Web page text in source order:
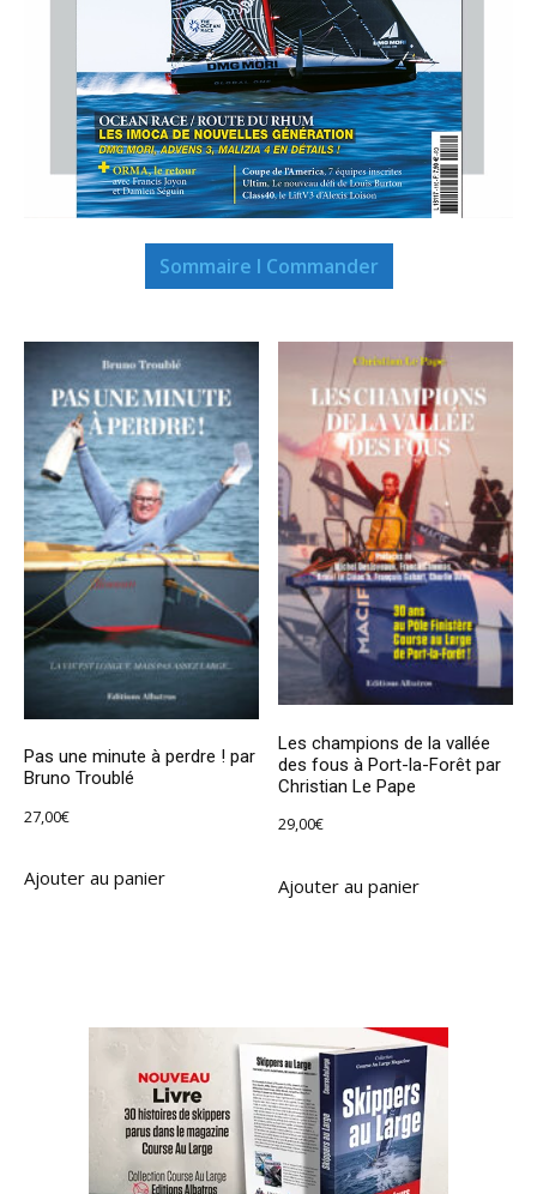
Sommaire I Commander
Pas une minute à perdre ! par
Bruno Troublé
27,00€
Ajouter au panier
Les champions de la vallée
des fous à Port-la-Forêt par
Christian Le Pape
29,00€
Ajouter au panier